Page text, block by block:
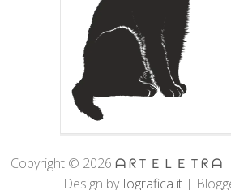
Copyright © 2026 ᗩ ᖇＴＥＬＥＴᖇ ᗩ
Design by Iografica.it |